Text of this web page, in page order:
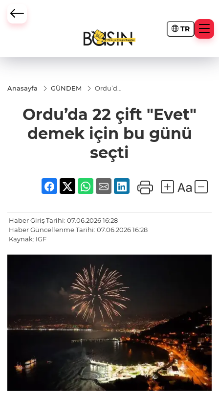
TR
Anasayfa GÜNDEM
Ordu’da
demek
için bu
günü
seçti
Ordu’da 22 çift "Evet"
demek için bu günü
seçti
Haber Giriş Tarihi: 07.06.2026 16:28
Haber Güncellenme Tarihi: 07.06.2026 16:28
Kaynak: IGF